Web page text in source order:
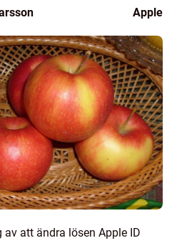
Apple
att ändra lösen Apple ID